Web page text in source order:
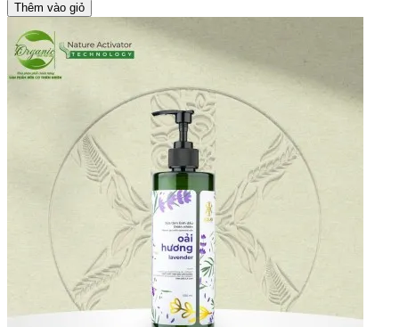
Thêm vào giỏ